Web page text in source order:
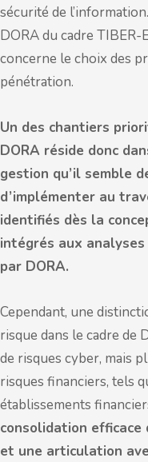
sécurité de
DORA du cadre
concerne le choix des
pénétration.
Un des chantiers
DORA réside donc
gestion qu’il semble
d’implémenter au
identifiés dès la
intégrés aux
par DORA.
Cependant, une
risque dans le cadre de
de risques cyber, mais
risques financiers, tels
établissements
consolidation
et une articulation